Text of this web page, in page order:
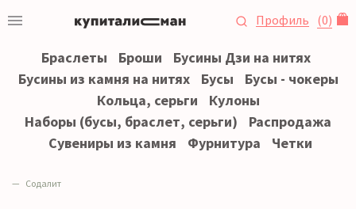
Профиль (0)
Браслеты Броши
Бусины Дзи на нитях
Бусины из камня на нитях
Бусы
Бусы - чокеры
Кольца, серьги
Кулоны
Наборы (бусы, браслет, серьги)
Распродажа
Сувениры из камня
Фурнитура Четки
Содалит